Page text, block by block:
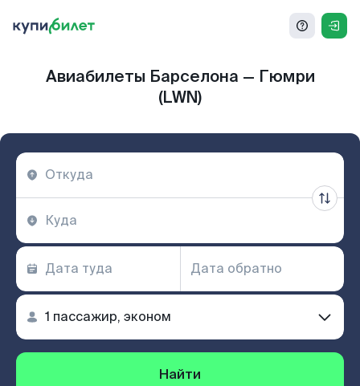
Авиабилеты Барселона — Гюмри
(LWN)
Найти